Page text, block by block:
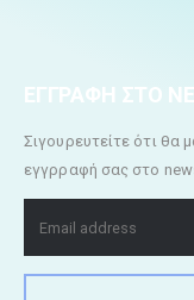
ΕΓΓΡΑΦΗ ΣΤΟ
Σιγουρευτείτε ότι θα
εγγρραφή σας στο